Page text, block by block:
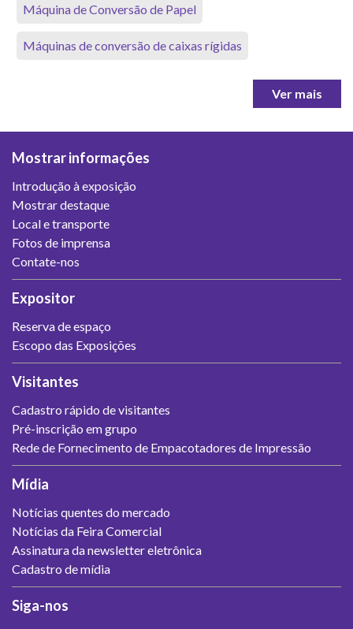
Máquina de Conversão de Papel
Máquinas de conversão de caixas rígidas
Ver mais
Mostrar informações
Introdução à exposição
Mostrar destaque
Local e transporte
Fotos de imprensa
Contate-nos
Expositor
Reserva de espaço
Escopo das Exposições
Visitantes
Cadastro rápido de visitantes
Pré-inscrição em grupo
Rede de Fornecimento de Empacotadores de Impressão
Mídia
Notícias quentes do mercado
Notícias da Feira Comercial
Assinatura da newsletter eletrônica
Cadastro de mídia
Siga-nos